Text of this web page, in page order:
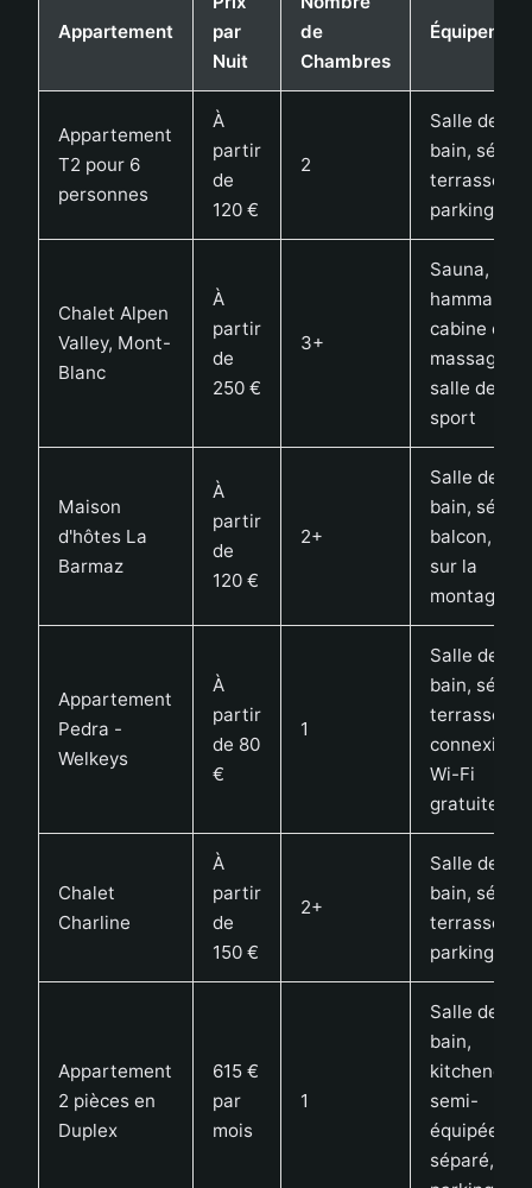
Appartement
par
Nuit
de
Chambres
Appartement
T2 pour 6
personnes
À
partir
de
120 €
2
Salle de
bain, séjour,
terrasse,
parking
Chalet Alpen
Valley, Mont-
Blanc
À
partir
de
250 €
3+
Sauna,
hammam,
cabine de
massage,
salle de
sport
Maison
d'hôtes La
Barmaz
À
partir
de
120 €
2+
Salle de
bain, séjour,
balcon, vue
sur la
montagne
Appartement
Pedra -
Welkeys
À
partir
de 80
€
1
Salle de
bain, séjour,
terrasse,
connexion
Wi-Fi
gratuite
Chalet
Charline
À
partir
de
150 €
2+
Salle de
bain, séjour,
terrasse,
parking
Appartement
2 pièces en
Duplex
615 €
par
mois
1
Salle de
bain,
kitchenette
semi-
équipée,
séparé,